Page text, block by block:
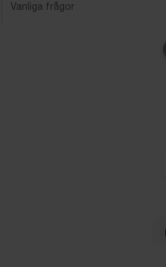
Vanliga frågor